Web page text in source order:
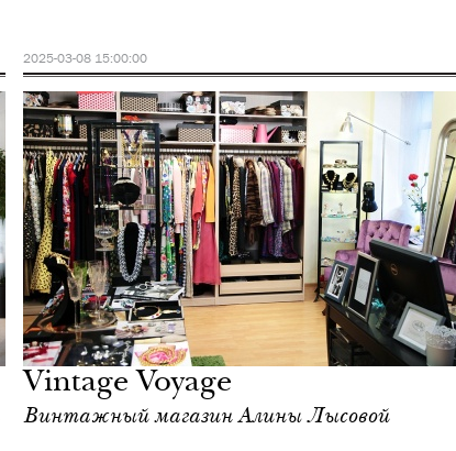
2025-03-08 15:00:00
Vintage Voyage
Винтажный магазин Алины Лысовой